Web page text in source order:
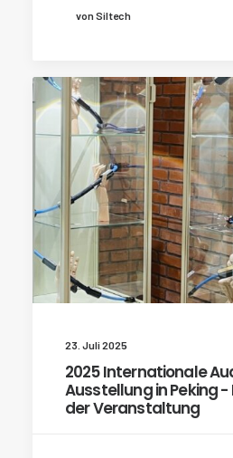
von Siltech
23. Juli 2025
2025 Internationale
Ausstellung in Peking
der Veranstaltung